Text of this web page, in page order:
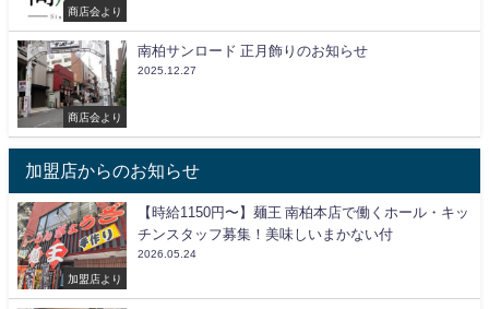
商店会より
商店会より
南柏サンロード 正月飾りのお知らせ
2025.12.27
加盟店からのお知らせ
加盟店より
【時給1150円〜】麺王 南柏本店で働くホール・キッ
チンスタッフ募集！美味しいまかない付
2026.05.24